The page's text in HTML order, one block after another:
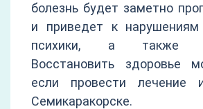
болезнь будет заметно
и приведет к
психики, а также
Восстановить здоровье
если провести лечение
Семикаракорске.